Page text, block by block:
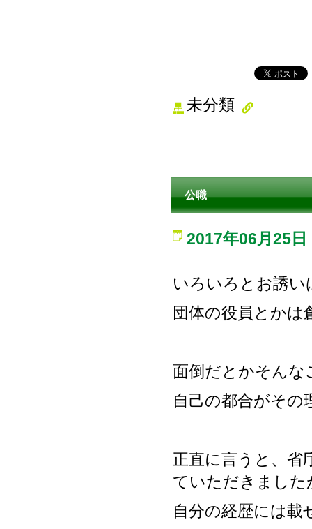
未分類
公職
2017年06月25日
いろいろとお誘
団体の役員とかは
面倒だとかそんな
自己の都合がその
正直に言うと、省
ていただきました
自分の経歴には